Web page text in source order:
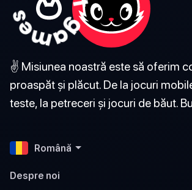
✌️ Misiunea noastră este să oferim
proaspăt și plăcut. De la jocuri
teste, la petreceri și jocuri de băut.
Română
Despre noi